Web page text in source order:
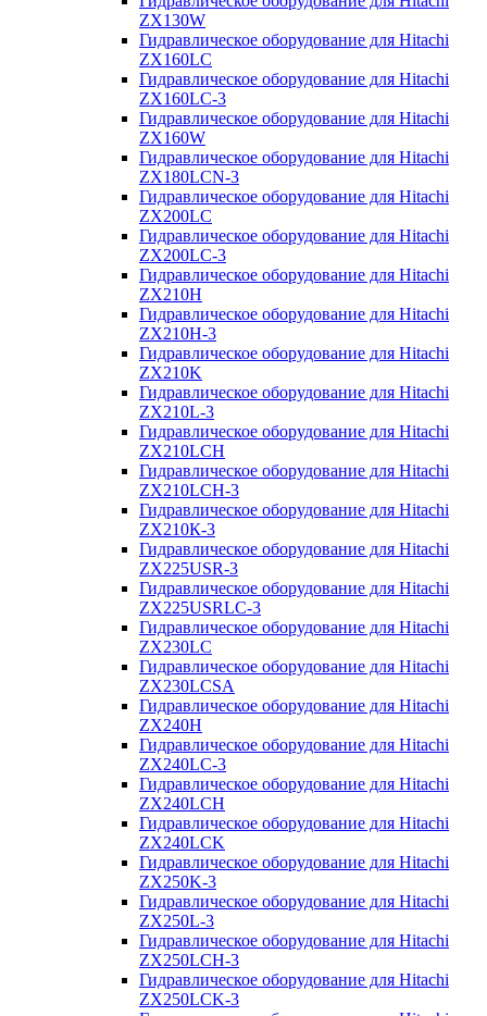
ZX130W
Гидравлическое оборудование для Hitachi
ZX160LC
Гидравлическое оборудование для Hitachi
ZX160LC-3
Гидравлическое оборудование для Hitachi
ZX160W
Гидравлическое оборудование для Hitachi
ZX180LCN-3
Гидравлическое оборудование для Hitachi
ZX200LC
Гидравлическое оборудование для Hitachi
ZX200LC-3
Гидравлическое оборудование для Hitachi
ZX210H
Гидравлическое оборудование для Hitachi
ZX210H-3
Гидравлическое оборудование для Hitachi
ZX210K
Гидравлическое оборудование для Hitachi
ZX210L-3
Гидравлическое оборудование для Hitachi
ZX210LCH
Гидравлическое оборудование для Hitachi
ZX210LCH-3
Гидравлическое оборудование для Hitachi
ZX210К-3
Гидравлическое оборудование для Hitachi
ZX225USR-3
Гидравлическое оборудование для Hitachi
ZX225USRLC-3
Гидравлическое оборудование для Hitachi
ZX230LC
Гидравлическое оборудование для Hitachi
ZX230LCSA
Гидравлическое оборудование для Hitachi
ZX240H
Гидравлическое оборудование для Hitachi
ZX240LC-3
Гидравлическое оборудование для Hitachi
ZX240LCH
Гидравлическое оборудование для Hitachi
ZX240LCK
Гидравлическое оборудование для Hitachi
ZX250K-3
Гидравлическое оборудование для Hitachi
ZX250L-3
Гидравлическое оборудование для Hitachi
ZX250LCH-3
Гидравлическое оборудование для Hitachi
ZX250LCK-3